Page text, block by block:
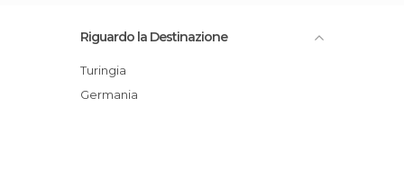
Riguardo la Destinazione
Turingia
Germania